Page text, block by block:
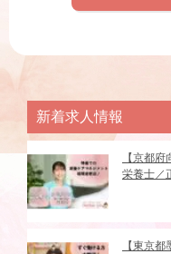
新着求人情報
【京都
栄養士／
【東京